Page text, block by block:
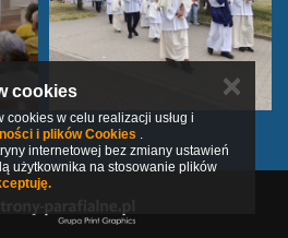
cookies
cookies w celu realizacji usług i
i plików Cookies .
internetowej bez zmiany ustawień
użytkownika na stosowanie plików
✕